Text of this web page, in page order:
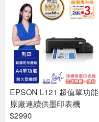
EPSON L121 超值單功能
原廠連續供墨印表機
$2990